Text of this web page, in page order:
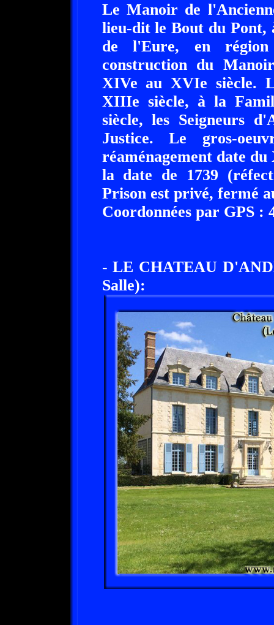
Le Manoir de
lieu-dit le Bout du Pont,
de l'Eure, en
construction du
XIVe au XVIe siècle.
XIIIe siècle, à la
siècle, les Seigneurs
Justice. Le gros-
réaménagement date
la date de 1739
Prison est privé, fermé
Coordonnées par GPS :
- LE CHATEAU
Salle):